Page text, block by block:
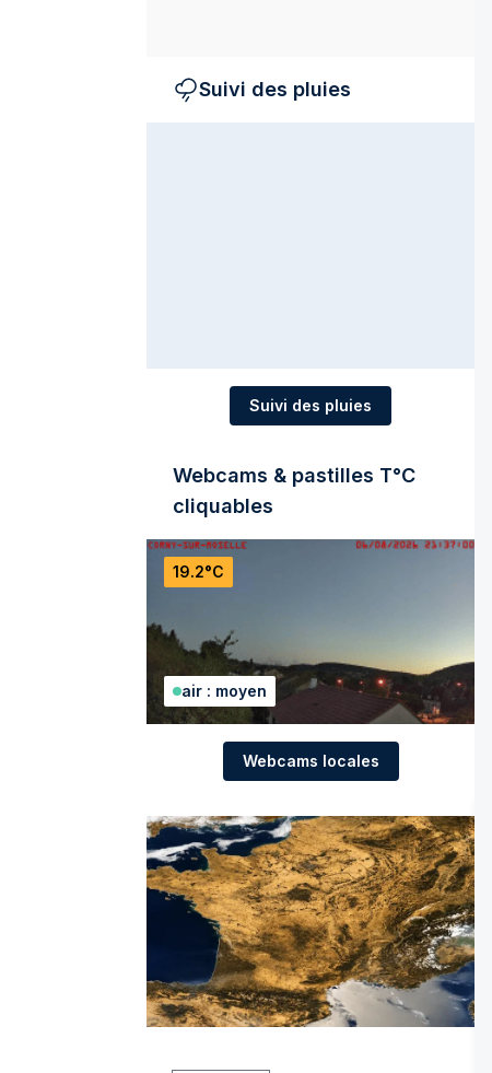
Suivi des pluies
Suivi des pluies
Webcams & pastilles T°C
cliquables
19.2°C
air : moyen
Webcams locales